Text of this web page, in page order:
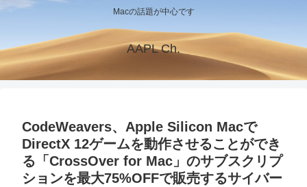
Macの話題が中心です
AAPL Ch.
CodeWeavers、Apple Silicon Macで
DirectX 12ゲームを動作させることができ
る「CrossOver for Mac」のサブスクリプ
ションを最大75%OFFで販売するサイバー